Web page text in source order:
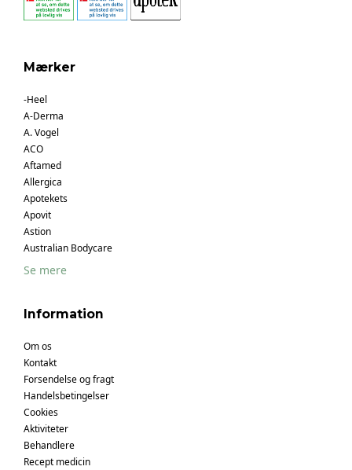
Mærker
-Heel
A-Derma
A. Vogel
ACO
Aftamed
Allergica
Apotekets
Apovit
Astion
Australian Bodycare
Se mere
Information
Om os
Kontakt
Forsendelse og fragt
Handelsbetingelser
Cookies
Aktiviteter
Behandlere
Recept medicin